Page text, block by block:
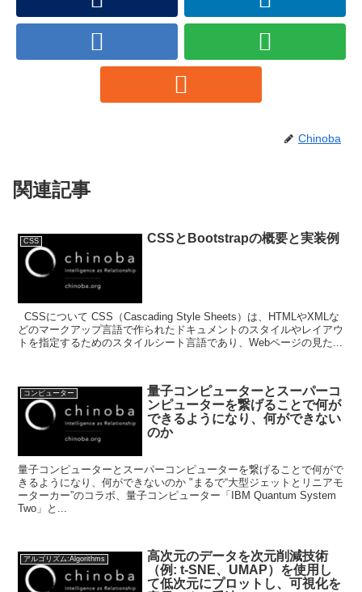
Chinoba
関連記事
CSS CSSとBootstrapの概要と実装例
CSSについて CSS（Cascading Style Sheets）は、HTMLやXMLな
どのマークアップ言語で作られたドキュメントのスタイルやレイアウ
トを指定するためのスタイルシート言語であり、Webページの見た...
コンピューター
量子コンピューターとスーパーコ
ンピューターを繋げることで何が
できるようになり、何ができない
のか
量子コンピューターとスーパーコンピューターを繋げることで何がで
きるようになり、何ができないのか "まるで“大型ジェットとリニアモ
ーターカー”のコラボ、量子コンピューター「IBM Quantum System
Two」と...
アルゴリズム:Algorithms
高次元のデータを次元削減技術
（例: t-SNE、UMAP）を使用し
て低次元にプロットし、可視化を